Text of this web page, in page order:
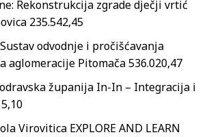
Rekonstrukcija zgrade dječji vrtić
235.542,45
odvodnje i pročišćavanja
aglomeracije Pitomača 536.020,47
županija In-In – Integracija i
Virovitica EXPLORE AND LEARN